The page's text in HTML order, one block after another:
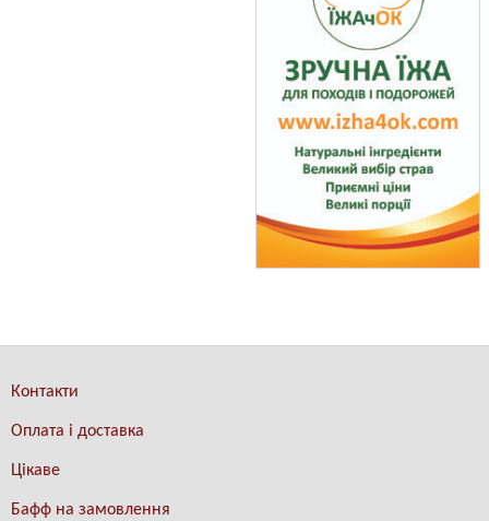
Контакти
Оплата і доставка
Цікаве
Бафф на замовлення